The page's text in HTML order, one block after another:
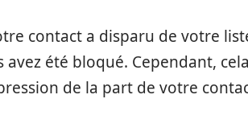
contact a disparu de votre
avez été bloqué. Cependant,
de la part de votre